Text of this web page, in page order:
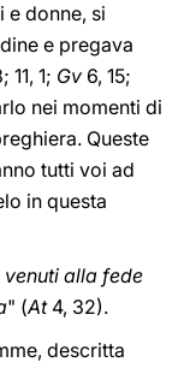
donne, si
e pregava
11, 1; Gv 6, 15;
nei momenti di
Queste
tutti voi ad
in questa
alla fede
" (At4, 32).
descritta